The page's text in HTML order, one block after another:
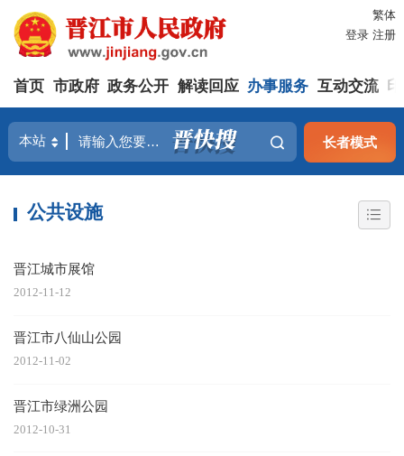
繁体
登录 注册
首页 市政府 政务公开 解读回应 办事服务 互动交流
长者模式
公共设施
晋江城市展馆
2012-11-12
晋江市八仙山公园
2012-11-02
晋江市绿洲公园
2012-10-31